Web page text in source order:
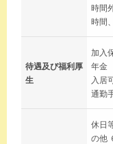
時間
時間
待遇及び福利厚
生
加入
年金
入居
通勤
休日
の他